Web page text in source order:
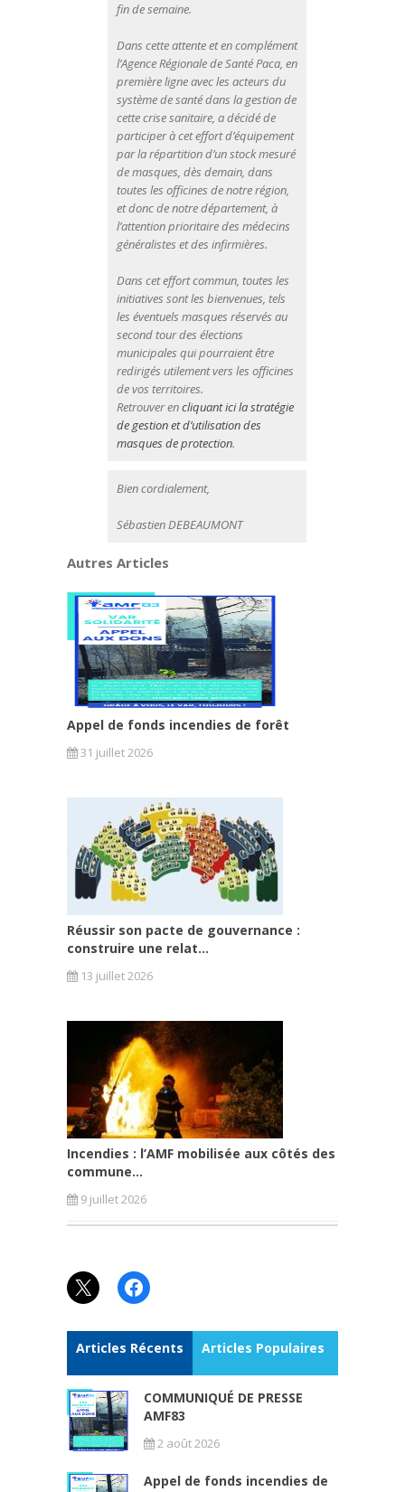
fin de semaine.
Dans cette attente et en complément
l’Agence Régionale de Santé Paca, en
première ligne avec les acteurs du
système de santé dans la gestion de
cette crise sanitaire, a décidé de
participer à cet effort d’équipement
par la répartition d’un stock mesuré
de masques, dès demain, dans
toutes les officines de notre région,
et donc de notre département, à
l’attention prioritaire des médecins
généralistes et des infirmières.
Dans cet effort commun, toutes les
initiatives sont les bienvenues, tels
les éventuels masques réservés au
second tour des élections
municipales qui pourraient être
redirigés utilement vers les officines
de vos territoires.
Retrouver encliquant ici la stratégie
de gestion et d’utilisation des
masques de protection.
Bien cordialement,
Sébastien DEBEAUMONT
Autres Articles
Appel de fonds incendies de forêt
31 juillet 2026
Réussir son pacte de gouvernance :
construire une relat...
13 juillet 2026
Incendies : l’AMF mobilisée aux côtés des
commune...
9 juillet 2026
X Facebook
Articles Récents Articles Populaires
COMMUNIQUÉ DE PRESSE
AMF83
2 août 2026
Appel de fonds incendies de